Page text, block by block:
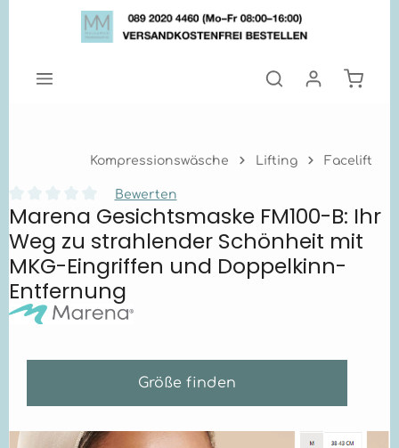
Zum Hauptinhalt springen
Kompressionswäsche Lifting Facelift
Durchschnittliche Bewertung von 0 von 5 Sternen
Bewerten
Marena Gesichtsmaske FM100-B: Ihr
Weg zu strahlender Schönheit mit
MKG-Eingriffen und Doppelkinn-
Entfernung
Größe finden
Bildergalerie überspringen